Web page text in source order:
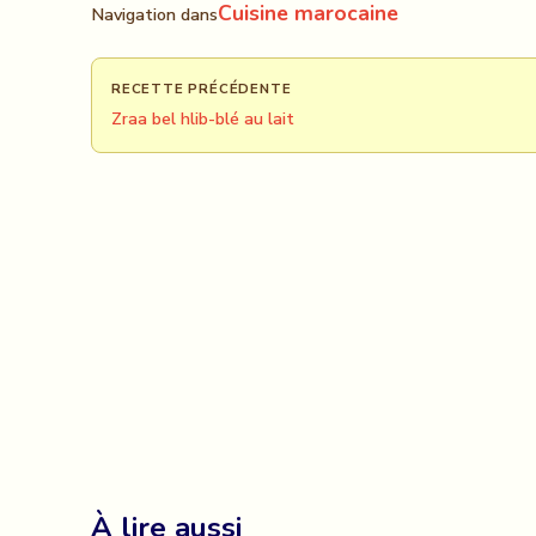
Navigation dansCuisine marocaine
RECETTE PRÉCÉDENTE
Zraa bel hlib-blé au lait
À lire aussi